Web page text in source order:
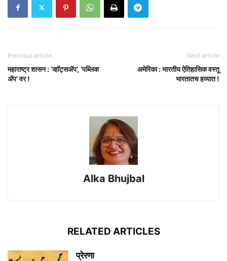
Previous article
महाराष्ट्र शासन : ‘व्हॉट्सॲप’, ‘पब्लिक
ॲप’ वर !
Next article
अमेरिका : भारतीय ऐतिहासिक वस्तू
भारतातच हव्यात !
Alka Bhujbal
RELATED ARTICLES
प्रेरणा